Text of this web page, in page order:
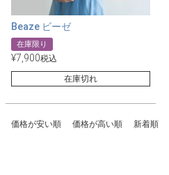
Beaze ビーゼ
在庫限り
¥7,900税込
在庫切れ
価格が安い順 価格が高い順 新着順